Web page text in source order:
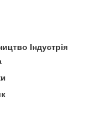
Індустрія